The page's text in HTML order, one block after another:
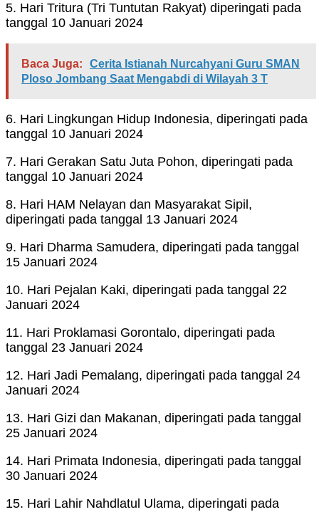
5. Hari Tritura (Tri Tuntutan Rakyat) diperingati pada
tanggal 10 Januari 2024
Baca Juga:
Cerita Istianah Nurcahyani Guru SMAN
Ploso Jombang Saat Mengabdi di Wilayah 3 T
6. Hari Lingkungan Hidup Indonesia, diperingati pada
tanggal 10 Januari 2024
7. Hari Gerakan Satu Juta Pohon, diperingati pada
tanggal 10 Januari 2024
8. Hari HAM Nelayan dan Masyarakat Sipil,
diperingati pada tanggal 13 Januari 2024
9. Hari Dharma Samudera, diperingati pada tanggal
15 Januari 2024
10. Hari Pejalan Kaki, diperingati pada tanggal 22
Januari 2024
11. Hari Proklamasi Gorontalo, diperingati pada
tanggal 23 Januari 2024
12. Hari Jadi Pemalang, diperingati pada tanggal 24
Januari 2024
13. Hari Gizi dan Makanan, diperingati pada tanggal
25 Januari 2024
14. Hari Primata Indonesia, diperingati pada tanggal
30 Januari 2024
15. Hari Lahir Nahdlatul Ulama, diperingati pada